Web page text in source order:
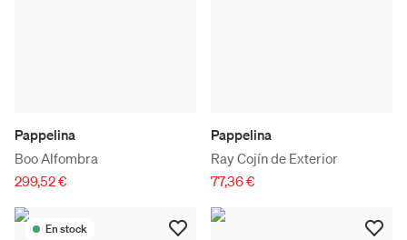
Pappelina
Boo Alfombra
299,52 €
Pappelina
Ray Cojín de Exterior
77,36 €
En stock